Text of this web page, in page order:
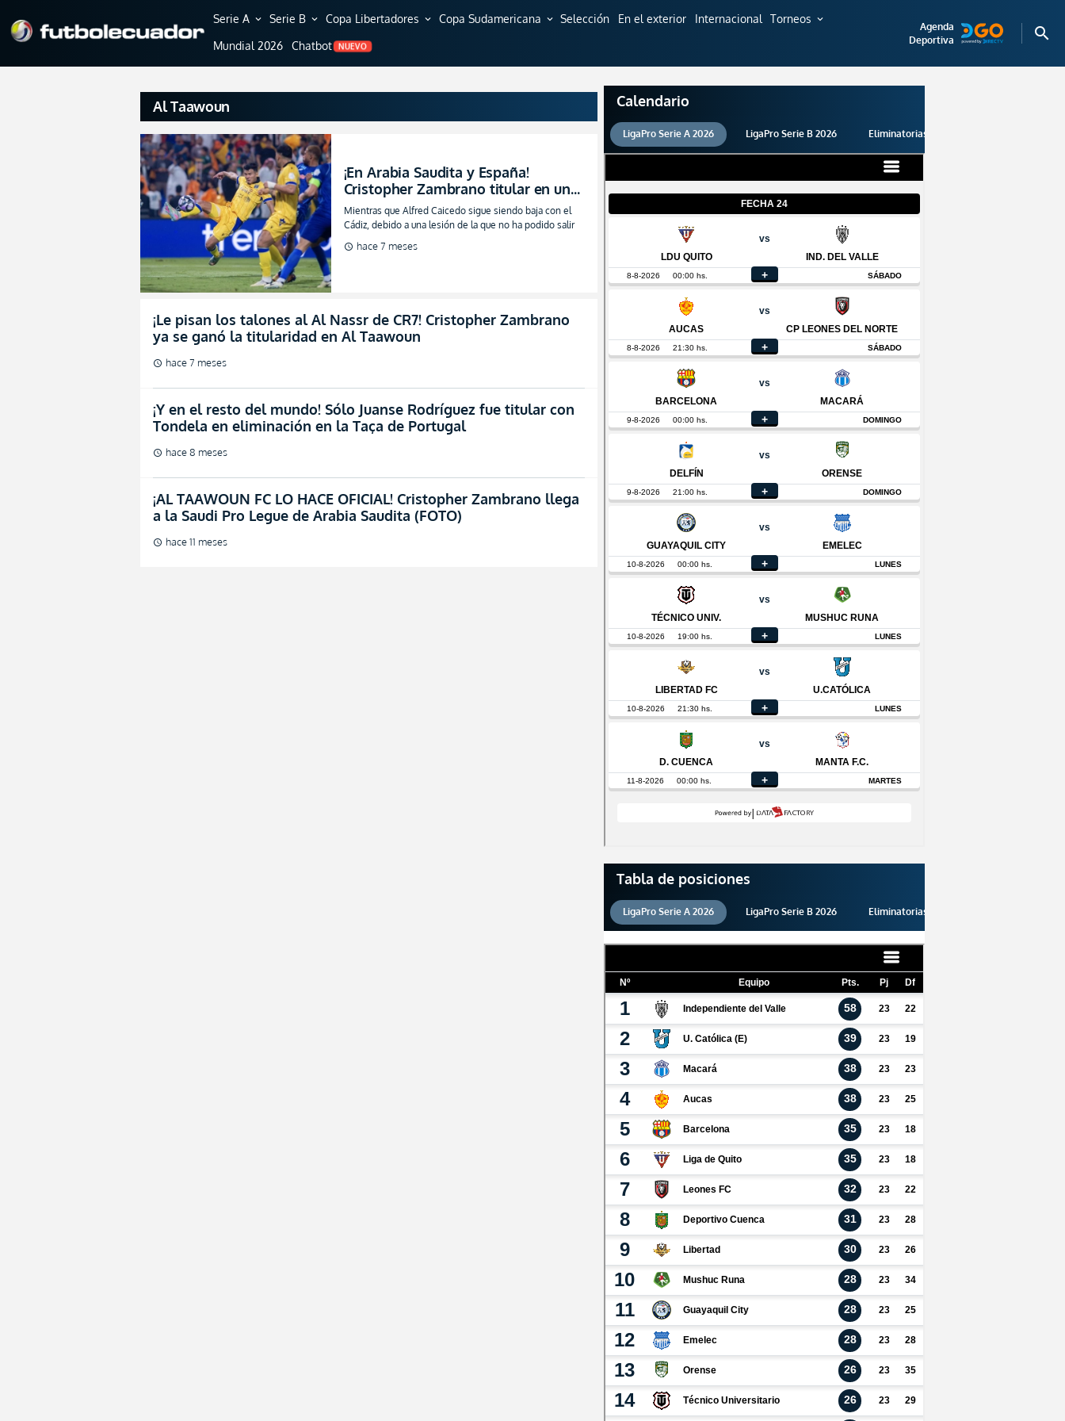
Serie A expand_more Serie B expand_more Copa Libertadores expand_more Copa Sudamericana expand_more Selección En el exterior Internacional Torneos expand_more
Mundial 2026 Chatbot NUEVO
Agenda
Deportiva
search
Al Taawoun
¡En Arabia Saudita y España!
Cristopher Zambrano titular en un
Al-Taawoun que es sensación
Mientras que Alfred Caicedo sigue siendo baja con el
Cádiz, debido a una lesión de la que no ha podido salir
schedule hace 7 meses
¡Le pisan los talones al Al Nassr de CR7! Cristopher Zambrano
ya se ganó la titularidad en Al Taawoun
schedule hace 7 meses
¡Y en el resto del mundo! Sólo Juanse Rodríguez fue titular con
Tondela en eliminación en la Taça de Portugal
schedule hace 8 meses
¡AL TAAWOUN FC LO HACE OFICIAL! Cristopher Zambrano llega
a la Saudi Pro Legue de Arabia Saudita (FOTO)
schedule hace 11 meses
Calendario
LigaPro Serie A 2026 LigaPro Serie B 2026 Eliminatorias 2026
Tabla de posiciones
LigaPro Serie A 2026 LigaPro Serie B 2026 Eliminatorias 2026